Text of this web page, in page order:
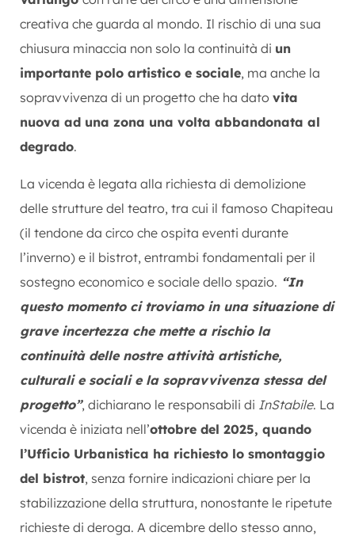
creativa che guarda al mondo. Il rischio di una sua
chiusura minaccia non solo la continuità di un
importante polo artistico e sociale, ma anche la
sopravvivenza di un progetto che ha dato vita
nuova ad una zona una volta abbandonata al
degrado.
La vicenda è legata alla richiesta di demolizione
delle strutture del teatro, tra cui il famoso Chapiteau
(il tendone da circo che ospita eventi durante
l’inverno) e il bistrot, entrambi fondamentali per il
sostegno economico e sociale dello spazio. “In
questo momento ci troviamo in una situazione di
grave incertezza che mette a rischio la
continuità delle nostre attività artistiche,
culturali e sociali e la sopravvivenza stessa del
progetto”, dichiarano le responsabili di InStabile. La
vicenda è iniziata nell’ottobre del 2025, quando
l’Ufficio Urbanistica ha richiesto lo smontaggio
del bistrot, senza fornire indicazioni chiare per la
stabilizzazione della struttura, nonostante le ripetute
richieste di deroga. A dicembre dello stesso anno,